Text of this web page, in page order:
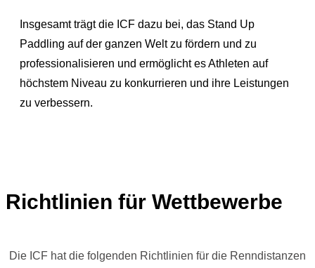
Insgesamt trägt die ICF dazu bei, das Stand Up
Paddling auf der ganzen Welt zu fördern und zu
professionalisieren und ermöglicht es Athleten auf
höchstem Niveau zu konkurrieren und ihre Leistungen
zu verbessern.
Richtlinien für Wettbewerbe
Die ICF hat die folgenden Richtlinien für die Renndistanzen